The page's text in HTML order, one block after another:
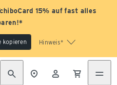
15% auf fast alles
kopieren Hinweis*